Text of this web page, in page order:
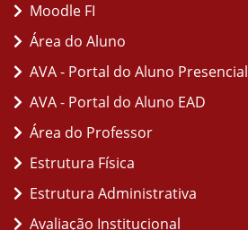
Moodle FI
Área do Aluno
AVA - Portal do Aluno Presencial
AVA - Portal do Aluno EAD
Área do Professor
Estrutura Física
Estrutura Administrativa
Avaliação Institucional